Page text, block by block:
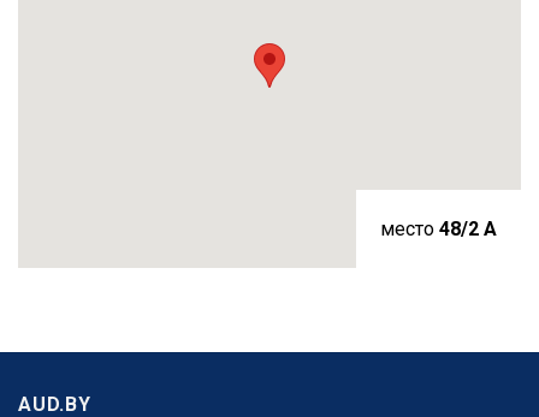
место 48/2 A
AUD.BY